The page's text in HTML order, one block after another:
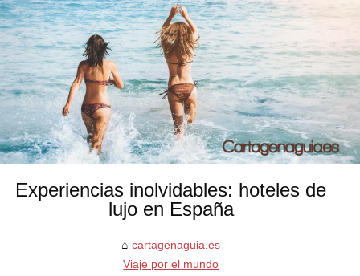
Experiencias inolvidables: hoteles de
lujo en España
cartagenaguia.es
Viaje por el mundo